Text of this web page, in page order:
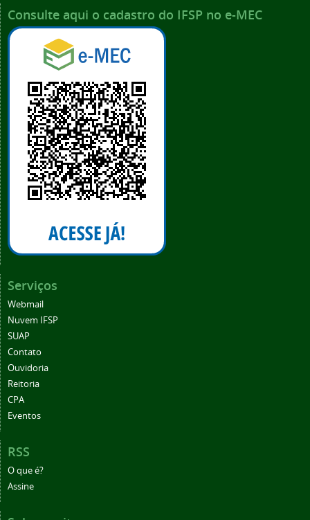
Consulte aqui o cadastro do IFSP no e-MEC
Serviços
Webmail
Nuvem IFSP
SUAP
Contato
Ouvidoria
Reitoria
CPA
Eventos
RSS
O que é?
Assine